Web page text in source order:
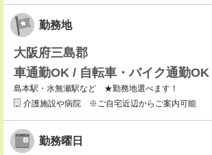
勤務地
大阪府三島郡
車通勤OK / 自転車・バイク通勤OK
島本駅・水無瀬駅など ★勤務地選べます！
介護施設や病院 ※ご自宅近辺からご案内可能
勤務曜日